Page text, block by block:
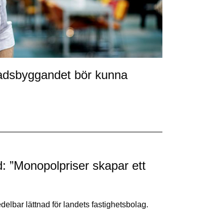
bör kunna
”Monopolpriser skapar ett
lättnad för landets fastighetsbolag.